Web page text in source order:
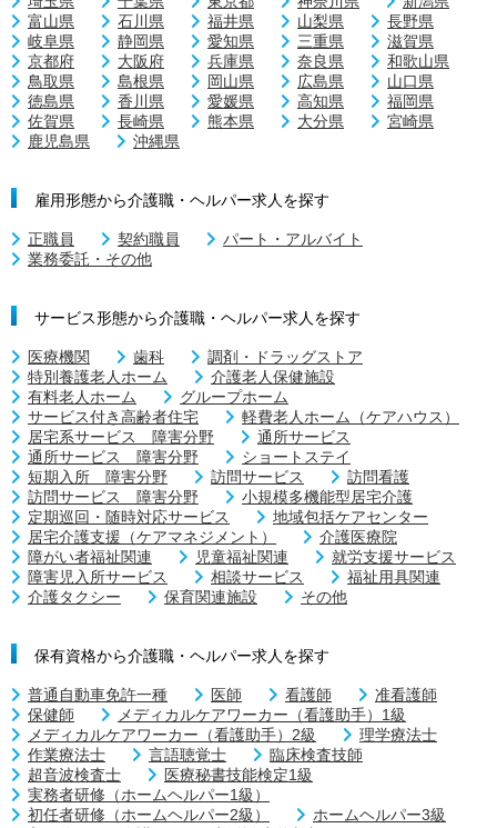
富山県
石川県 福井県 山梨県
長野県
岐阜県
静岡県 愛知県 三重県
滋賀県
京都府
大阪府 兵庫県 奈良県
和歌山県
鳥取県
島根県 岡山県 広島県
山口県
徳島県
香川県 愛媛県 高知県
福岡県
佐賀県
長崎県 熊本県 大分県
宮崎県
鹿児島県
沖縄県
雇用形態から介護職・ヘルパー求人を探す
正職員 契約職員
パート・アルバイト
業務委託・その他
サービス形態から介護職・ヘルパー求人を探す
医療機関 歯科
調剤・ドラッグストア
特別養護老人ホーム
介護老人保健施設
有料老人ホーム
グループホーム
サービス付き高齢者住宅
軽費老人ホーム（ケアハウス）
居宅系サービス 障害分野
通所サービス
通所サービス 障害分野
ショートステイ
短期入所 障害分野
訪問サービス
訪問看護
訪問サービス 障害分野
小規模多機能型居宅介護
定期巡回・随時対応サービス
地域包括ケアセンター
居宅介護支援（ケアマネジメント）
介護医療院
障がい者福祉関連
児童福祉関連
就労支援サービス
障害児入所サービス
相談サービス
福祉用具関連
介護タクシー
保育関連施設 その他
保有資格から介護職・ヘルパー求人を探す
普通自動車免許一種 医師 看護師
准看護師
保健師
メディカルケアワーカー（看護助手）1級
メディカルケアワーカー（看護助手）2級
理学療法士
作業療法士
言語聴覚士
臨床検査技師
超音波検査士
医療秘書技能検定1級
実務者研修（ホームヘルパー1級）
初任者研修（ホームヘルパー2級）
ホームヘルパー3級